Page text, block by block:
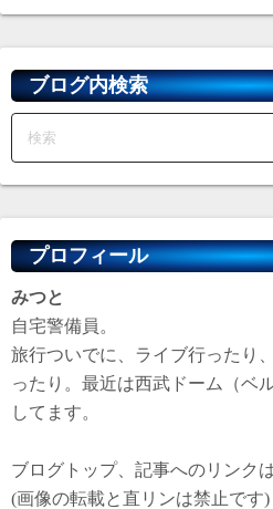
ジ
送
り
カ
イ
ブブログ内検索
プロフィール
みつと
自宅警備員。
旅行ついでに、ライブ行ったり
ったり。最近は西武ドーム（ベ
してます。
ブログトップ、記事へのリンク
(画像の転載と直リンは禁止です)